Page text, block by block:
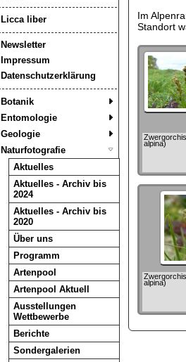
Licca liber
Newsletter
Impressum
Datenschutzerklärung
Botanik
Entomologie
Geologie
Naturfotografie
Aktuelles
Aktuelles - Archiv bis
2024
Aktuelles - Archiv bis
2020
Über uns
Programm
Artenpool
Artenpool Aktuell
Ausstellungen
Wettbewerbe
Berichte
Sondergalerien
Im
Standort
alpina)
alpina)